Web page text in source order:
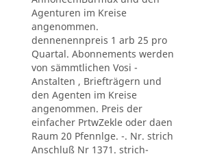
Agenturen im Kreise
angenommen.
dennenennpreis 1 arb 25 pro
Quartal. Abonnements werden
von sämmtlichen Vosi -
Anstalten , Briefträgern und
den Agenten im Kreise
angenommen. Preis der
einfacher PrtwZekle oder daen
Raum 20 Pfennlge. -. Nr. strich
Anschluß Nr 1371. strich-